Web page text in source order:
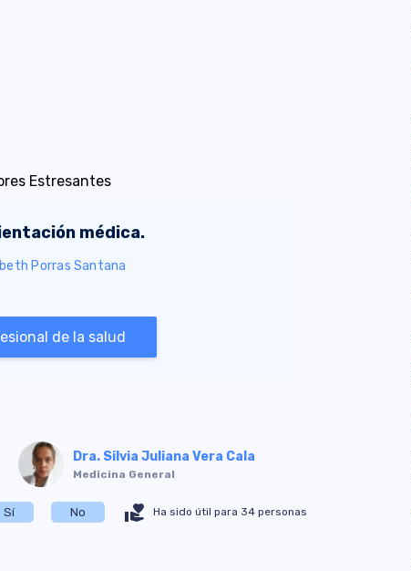
Estresantes
médica.
Porras Santana
de la salud
Dra. Silvia Juliana Vera Cala
Medicina General
Sí No volunteer_activism Ha sido útil para 34 personas